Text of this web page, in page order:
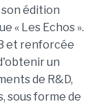
édition
« Les Echos ».
et renforcée
un
de R&D,
sous forme de